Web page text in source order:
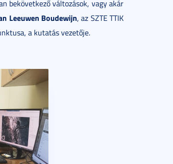
bekövetkező változások, vagy akár
Leeuwen Boudewijn, az SZTE TTIK
a kutatás vezetője.